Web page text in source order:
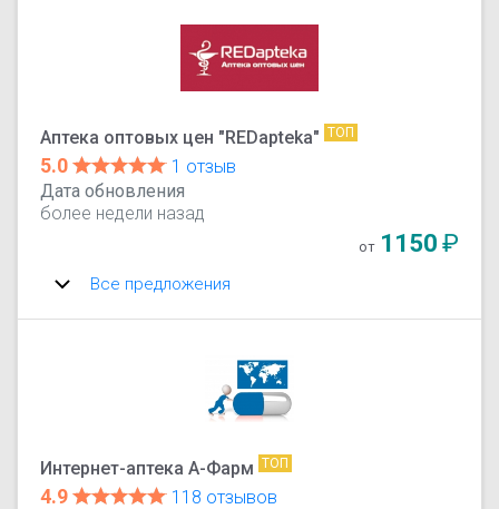
Аптека оптовых цен "REDapteka" ТОП
5.0
1 отзыв
Дата обновления
более недели назад
от 1150₽
Все предложения
Интернет-аптека А-Фарм ТОП
4.9
118 отзывов